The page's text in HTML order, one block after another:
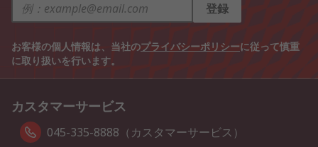
登録
お客様の個人情報は、当社のプライバシーポリシーに従って慎重
に取り扱いを行います。
カスタマーサービス
045-335-8888（カスタマーサービス）